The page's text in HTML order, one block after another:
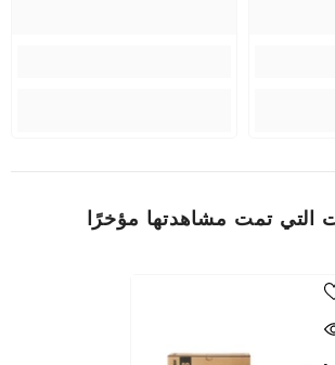
التي تمت مشاهدتها مؤخرًا